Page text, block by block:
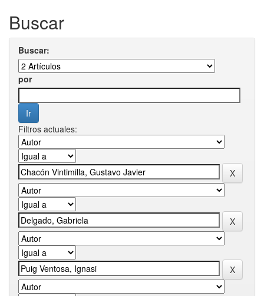
Buscar
Buscar:
por
Filtros actuales: